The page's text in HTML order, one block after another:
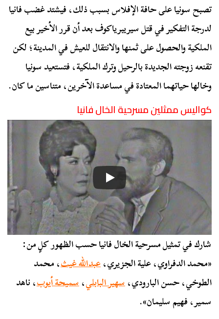
تصبح سونيا على حافة الإفلاس بسبب ذلك، فيشتد غضب فانيا
لدرجة التفكير في قتل سيريبرياكوف بعد أن قرر الأخير بيع
الملكية والحصول على ثمنها والانتقال للعيش في المدينة؛ لكن
تقنعه زوجته الجديدة بالرحيل وترك الملكية، فتستعيد سونيا
وخالها حياتهما المعتادة في مساعدة الآخرين، متناسين ما كان.
كواليس ممثلين مسرحية الخال فانيا
شارك في تمثيل مسرحية الخال فانيا حسب الظهور كلٍ من:
«محمد الدفراوي، علية الجزيري،عبدالله غيث، محمد
الطوخي، حسن البارودي،سهير البابلي،سميحة أيوب، ناهد
سمير، فهيم سليمان».